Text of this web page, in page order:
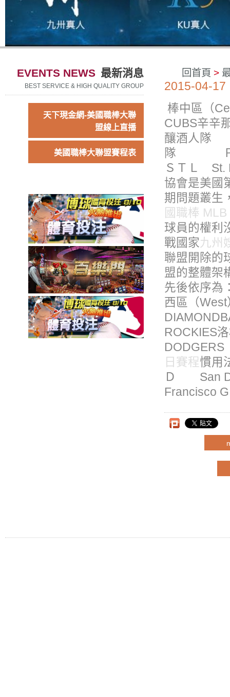
EVENTS NEWS 最新消息
BEST SERVICE & HIGH QUALITY GROUP
天下現金網-美國職棒大聯
盟線上直播
美國職棒大聯盟賽程表
回首頁 >
2015-04-17
棒中區（
CUBS辛
釀酒人隊
隊 ＰＩ
ＳＴＬ St.
協會是美國
期問題叢生
國職棒
球員的權利
戰國家九州
聯盟開除的
盟的整體架
先後依序為
西區（
日賽程慣用
Ｄ San
Francisco